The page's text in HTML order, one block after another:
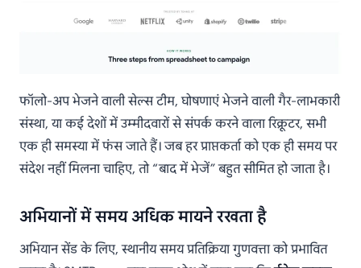
फॉलो-अप भेजने वाली सेल्स टीम, घोषणाएं भेजने वाली गैर-लाभकारी
संस्था, या कई देशों में उम्मीदवारों से संपर्क करने वाला रिक्रूटर, सभी
एक ही समस्या में फंस जाते हैं। जब हर प्राप्तकर्ता को एक ही समय पर
संदेश नहीं मिलना चाहिए, तो “बाद में भेजें” बहुत सीमित हो जाता है।
अभियानों में समय अधिक मायने रखता है
अभियान सेंड के लिए, स्थानीय समय प्रतिक्रिया गुणवत्ता को प्रभावित